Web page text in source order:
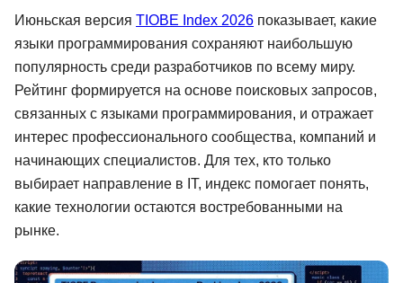
Июньская версия TIOBE Index 2026 показывает, какие
языки программирования сохраняют наибольшую
популярность среди разработчиков по всему миру.
Рейтинг формируется на основе поисковых запросов,
связанных с языками программирования, и отражает
интерес профессионального сообщества, компаний и
начинающих специалистов. Для тех, кто только
выбирает направление в IT, индекс помогает понять,
какие технологии остаются востребованными на
рынке.
Маркетинг
Дизайн
Аналитика
Менеджмент
Иностранные языки
Soft Skills
ДПО